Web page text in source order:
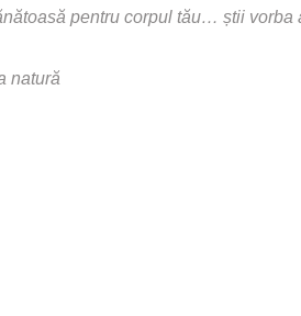
pentru corpul tău… știi
natură